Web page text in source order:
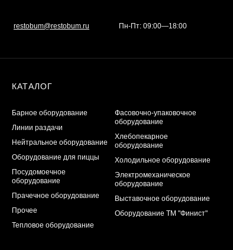
restobum@restobum.ru Пн-Пт: 09:00—18:00
КАТАЛОГ
Барное оборудование
Линии раздачи
Нейтральное оборудование
Оборудование для пиццы
Посудомоечное
оборудование
Прачечное оборудование
Прочее
Тепловое оборудование
Фасовочно-упаковочное
оборудование
Хлебопекарное
оборудование
Холодильное оборудование
Электромеханическое
оборудование
Выставочное оборудование
Оборудование ТМ "Финист"